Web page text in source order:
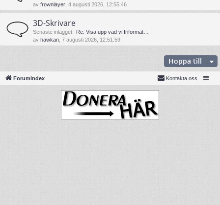
av frownlayer , 4 augusti 2026, 12:55:46
3D-Skrivare
Senaste inlägget: Re: Visa upp vad vi friformat…
av hawkan , 7 augusti 2026, 12:51:59
Hoppa till
Forumindex Kontakta oss